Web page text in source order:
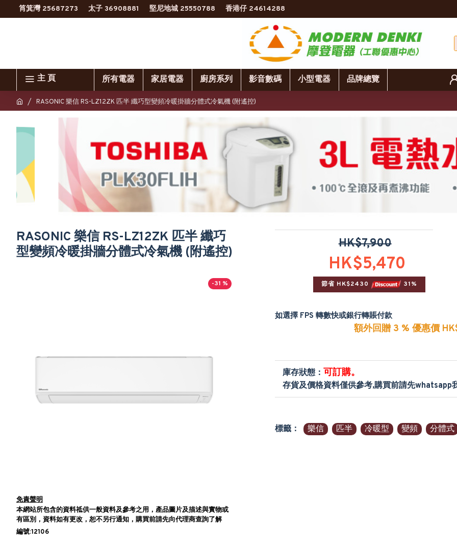
筲箕灣 25687273 太子 36908881 堅尼地城 25550788 香港仔 24614288
主 頁 所有電器 家居電器 廚房系列 影音數碼 小型電器 品牌總覽
RASONIC 樂信 RS-LZ12ZK 匹半 纖巧型變頻冷暖掛牆分體式冷氣機 (附遙控)
RASONIC 樂信 RS-LZ12ZK 匹半 纖巧
型變頻冷暖掛牆分體式冷氣機 (附遙控)
-31 %
免責聲明
本網站所包含的資料祗供一般資料及參考之用，產品圖片及描述與實物或
有區別，資料如有更改，恕不另行通知，購買前請先向代理商查詢了解
編號:12106
HK$5,470
HK$7,900
節省 HK$2430 31%
如選擇 FPS 轉數快或銀行轉賬付款
額外回贈 3 % 優惠價
庫存狀態： 可訂購。
存貨及價格資料僅供參考,購買前請先whatsapp
標籤： 樂信 匹半 冷暖型 變頻 分體式